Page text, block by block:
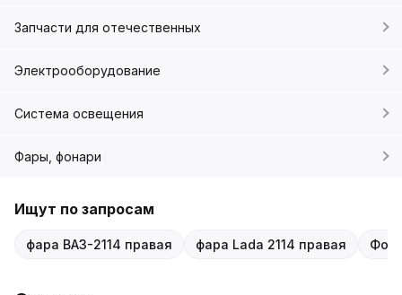
Запчасти для отечественных
Электрооборудование
Система освещения
Фары, фонари
Ищут по запросам
фара ВАЗ-2114 правая фара Lada 2114 правая